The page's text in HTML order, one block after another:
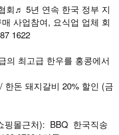
회♬ 5년 연속 한국 정부 지
사업참여, 요식업 업체 회
1622
의 최고급 한우를 홍콩에서
돈 돼지갈비 20% 할인 (금
핑몰근처): BBQ 한국직송